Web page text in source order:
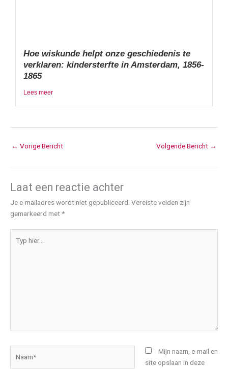
Hoe wiskunde helpt onze geschiedenis te
verklaren: kindersterfte in Amsterdam, 1856-
1865
Lees meer
← Vorige Bericht Volgende Bericht →
Laat een reactie achter
Je e-mailadres wordt niet gepubliceerd. Vereiste velden zijn
gemarkeerd met*
hier...
Mijn naam, e-mail en
site opslaan in deze